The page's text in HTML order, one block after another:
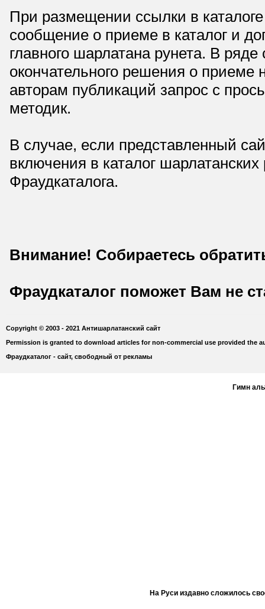
При размещении ссылки в
сообщение о приеме в каталог и
главного шарлатана рунета. В
окончательного решения о приеме
авторам публикаций запрос с
методик.
В случае, если представленный
включения в каталог
Фраудкаталога.
Внимание! Собираетесь
Фраудкаталог поможет Вам не
Copyright © 2003 - 2021 Антишарлатанский сайт
Permission is granted to download articles for non-commercial use provided the
Фраудкаталог - сайт, свободный от рекламы
Гимн
На Руси издавно сложилось